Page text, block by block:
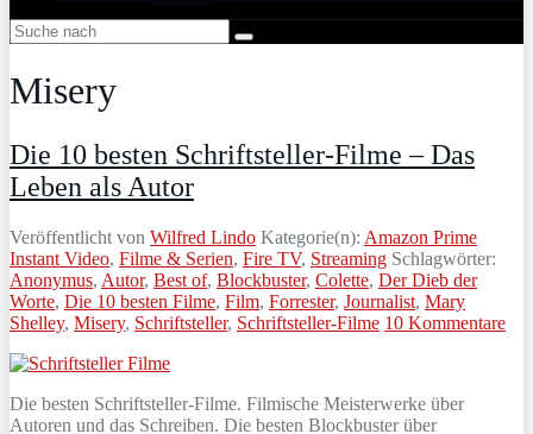
Misery
Die 10 besten Schriftsteller-Filme – Das
Leben als Autor
Veröffentlicht von Wilfred Lindo Kategorie(n): Amazon Prime
Instant Video, Filme & Serien, Fire TV, Streaming Schlagwörter:
Anonymus, Autor, Best of, Blockbuster, Colette, Der Dieb der
Worte, Die 10 besten Filme, Film, Forrester, Journalist, Mary
Shelley, Misery, Schriftsteller, Schriftsteller-Filme 10 Kommentare
Die besten Schriftsteller-Filme. Filmische Meisterwerke über
Autoren und das Schreiben. Die besten Blockbuster über